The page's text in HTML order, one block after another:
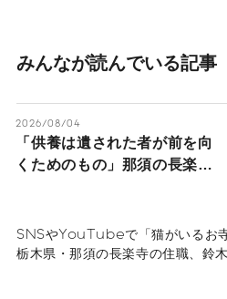
みんなが読んでいる記事
2026/08/04
「供養は遺された者が前を向
くためのもの」那須の長楽寺
SNSやYouTubeで「猫がいるお
栃木県・那須の長楽寺の住職、鈴